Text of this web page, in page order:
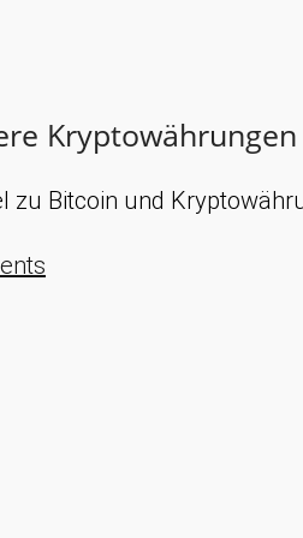
zu Bitcoin und